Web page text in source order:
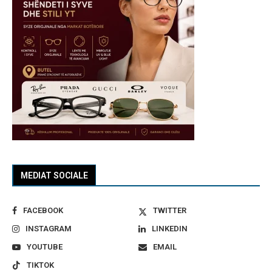
MEDIAT SOCIALE
FACEBOOK
TWITTER
INSTAGRAM
LINKEDIN
YOUTUBE
EMAIL
TIKTOK